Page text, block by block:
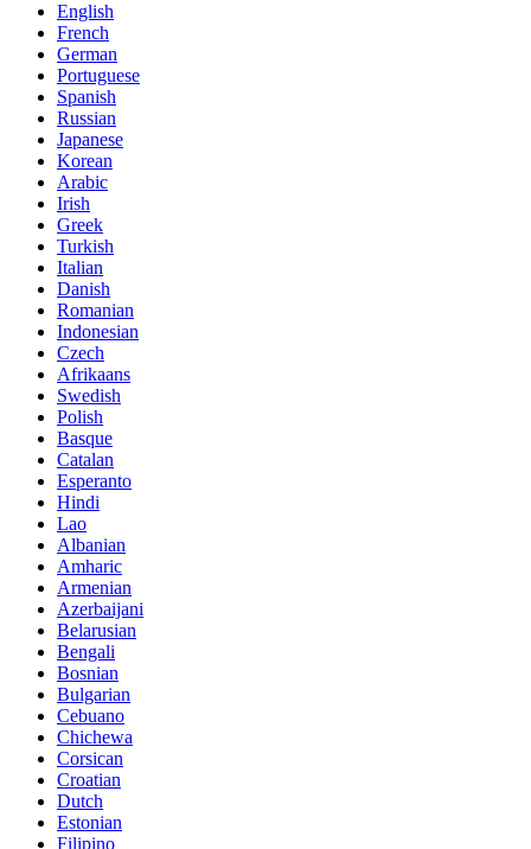
English
French
German
Portuguese
Spanish
Russian
Japanese
Korean
Arabic
Irish
Greek
Turkish
Italian
Danish
Romanian
Indonesian
Czech
Afrikaans
Swedish
Polish
Basque
Catalan
Esperanto
Hindi
Lao
Albanian
Amharic
Armenian
Azerbaijani
Belarusian
Bengali
Bosnian
Bulgarian
Cebuano
Chichewa
Corsican
Croatian
Dutch
Estonian
Filipino